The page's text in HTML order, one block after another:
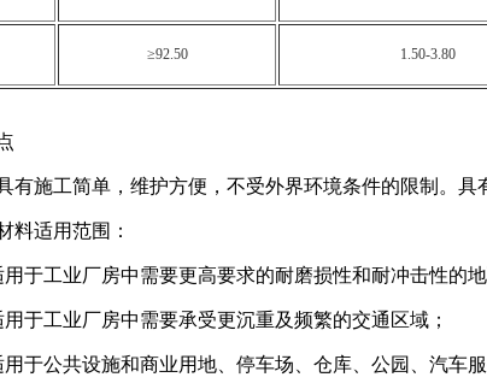
≥92.50 1.50-3.80
工简单，维护方便，不受外界环境条件的限制。具
适用范围：
工业厂房中需要更高要求的耐磨损性和耐冲击性的地
工业厂房中需要承受更沉重及频繁的交通区域；
公共设施和商业用地、停车场、仓库、公园、汽车服